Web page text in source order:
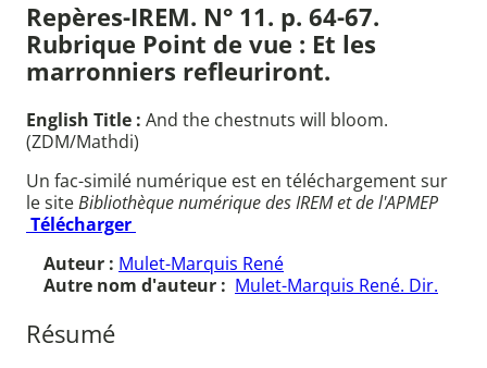
Repères-IREM. N° 11. p. 64-67.
Rubrique Point de vue : Et les
marronniers refleuriront.
English Title : And the chestnuts will bloom.
(ZDM/Mathdi)
Un fac-similé numérique est en téléchargement sur
le siteBibliothèque numérique des IREM et de l'APMEP
Télécharger
Auteur : Mulet-Marquis René
Autre nom d'auteur : Mulet-Marquis René. Dir.
Résumé